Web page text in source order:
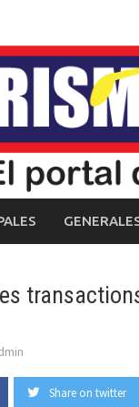
Share on twitter